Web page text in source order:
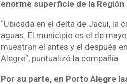
enorme superficie de la
“Ubicada en el delta de Jacuí, la
aguas. El municipio es el de
muestran el antes y el después
Alegre”, puntualizó la compañía.
Por su parte, en Porto Alegre